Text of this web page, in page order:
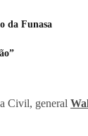
da Funasa
Civil, general